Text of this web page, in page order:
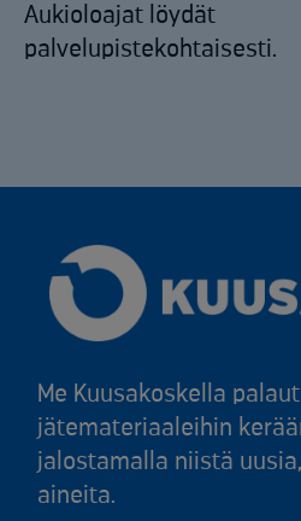
Aukioloajat löydät
palvelupistekohtaisesti.
Me Kuusakoskella
jätemateriaaleihin
jalostamalla niistä
aineita.